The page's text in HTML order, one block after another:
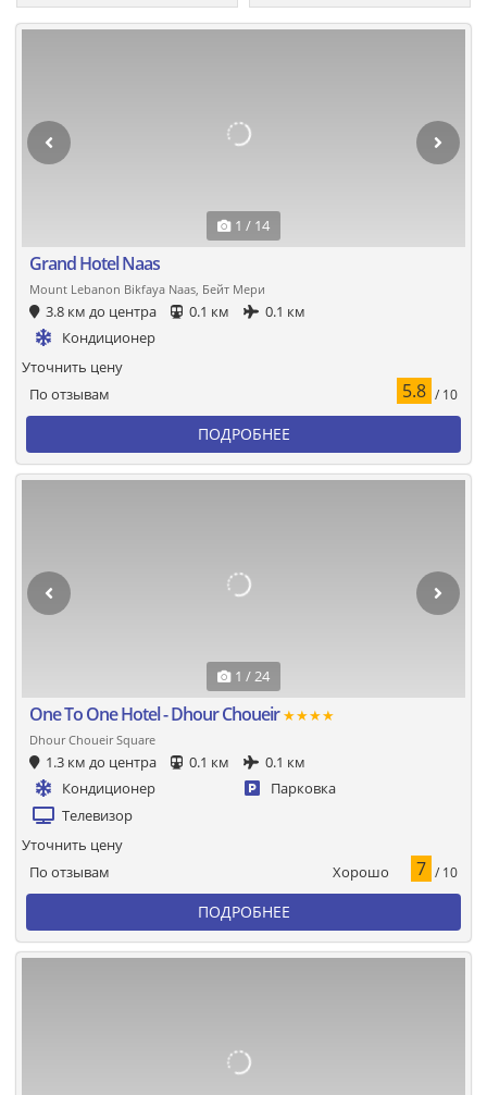
1 / 14
Grand Hotel Naas
Mount Lebanon Bikfaya Naas, Бейт Мери
3.8 км до центра 0.1 км
0.1 км
Кондиционер
По отзывам 5.8 / 10
Уточнить цену
ПОДРОБНЕЕ
1 / 24
One To One Hotel - Dhour Choueir★★★★
Dhour Choueir Square
1.3 км до центра 0.1 км
0.1 км
Кондиционер
Парковка
Телевизор
По отзывам Хорошо 7 / 10
Уточнить цену
ПОДРОБНЕЕ